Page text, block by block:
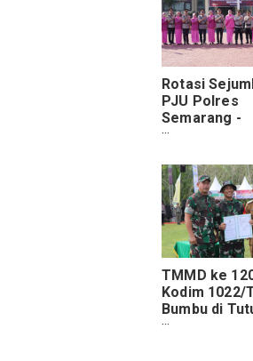
Rotasi
PJU Polres
Semarang -
Gantikan Iptu
SH, Iptu Andy
Taufan STrK
Kapolsek
Bandungan
TMMD ke
Kodim 1022/
Bumbu di
Oleh Bapak